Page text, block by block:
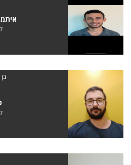
בן 27 | 1.77